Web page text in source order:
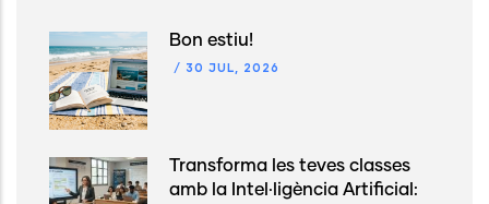
Bon estiu!
/ 30 JUL, 2026
Transforma les teves classes
amb la Intel·ligència Artificial: